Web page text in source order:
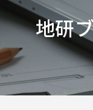
地研